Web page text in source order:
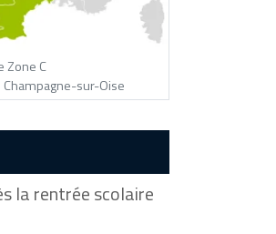
Zone C
Champagne-sur-Oise
la rentrée scolaire